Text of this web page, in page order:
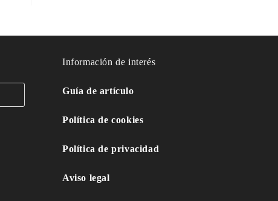
Información de interés
Guía de artículo
Política de cookies
Política de privacidad
Aviso legal